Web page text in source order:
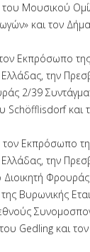
Μουσικού
και τον
Εκπρόσωπο
την
2/39
Schöfflisdorf και
Εκπρόσωπο
την
Διοικητή
Βυρωνικής
Gedling και